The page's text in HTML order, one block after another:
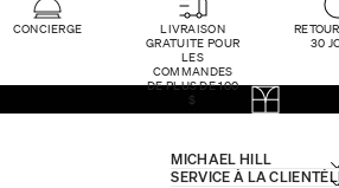
CONCIERGE
LIVRAISON
GRATUITE POUR
LES
COMMANDES
DE PLUS DE 100
$
30
MICHAEL HILL
SERVICE À LA